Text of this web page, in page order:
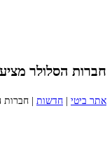
חברות הסלולר
אתר ביטי חדשות חברות